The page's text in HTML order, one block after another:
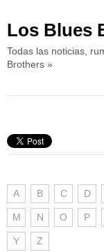
Los Blues
Todas las noticias,
Brothers »
A B C D
M N O P
Y Z